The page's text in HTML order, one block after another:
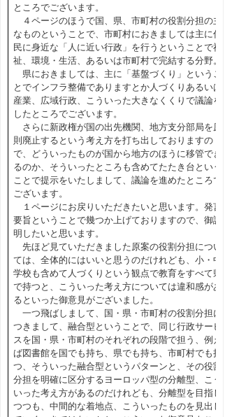
ところでございます。
４ページのほうで国、県、市町村の役割分担の主
なものということで、市町村におきましては主に住
民に身近な「人に近い行政」を行うということで福
祉、環境・生活、あるいは市町村で完結する分野。
県におきましては、主に「基盤づくり」というこ
とでインフラ整備でありますとか人づくりあるいは
産業、広域行政、こういった大きなくくりで議論を
したところでございます。
さらに新政権が国の出先機関、地方支分部局を原
則廃止するという考え方を打ち出しておりますの
で、どういったものが国から地方のほうに移管でき
るのか、そういったところも含めてたたき台という
ことで提示をいたしまして、議論を進めたところで
ございます。
１ページにお戻りいただきたいと思います。発言
要旨ということで幾つか上げておりますので、御説
明したいと思います。
先ほど見ていただきました原案の役割分担につい
ては、全体的にはいいと思うのだけれども、小・中
学校も含めて人づくりという観点で教育をすべて県
で持つと、こういった考え方については違和感があ
るといった御意見がございました。
一つ飛ばしまして、国・県・市町村の役割分担に
つきまして、融合型ということで、同じ行政サービ
スを国・県・市町村のそれぞれの段階で担う、例え
ば図書館を国でも持ち、県でも持ち、市町村でも持
つ、そういった融合型というパターンと、その役割
分担を明確に区分するヨーロッパ型の分離型、こう
いった考え方があるのだけれども、分離型を目指し
つつも、中間的な着地点、こういったものを見出し